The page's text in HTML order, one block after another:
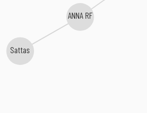
ANNA RF
Sattas